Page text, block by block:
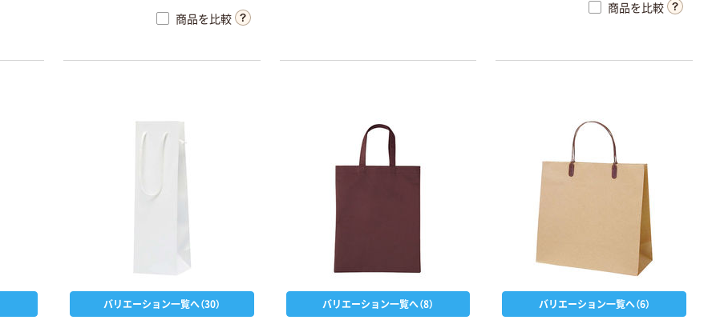
商品を比較
商品を比較
バリエーション一覧へ（30） バリエーション一覧へ（8） バリエーション一覧へ（6）
エレコム EDTー
ECNL1S22 ラベ
人気商品
【アウトレット】
本気プライス
【アスクル限定】